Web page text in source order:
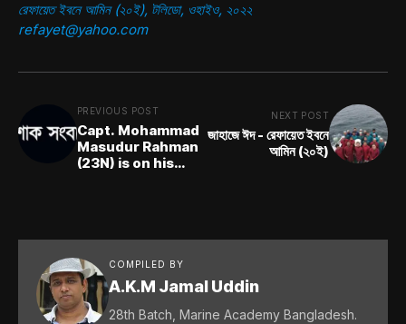
রেফায়েত ইবনে আমিন (২০ই), টলিডো, ওহাইও, ২০২২
refayet@yahoo.com
PREVIOUS POST
Capt. Mohammad
Masudur Rahman
(23N) is on his
NEXT POST
জাহাজে ঈদ - রেফায়েত ইবনে
আমিন (২০ই)
COMPILED BY
A.K.M Jamal Uddin
28th Batch, Marine Academy Bangladesh.